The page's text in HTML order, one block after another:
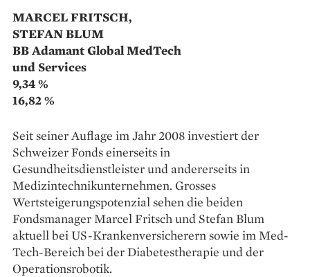
MARCEL FRITSCH,
STEFAN BLUM
BB Adamant Global MedTech
und Services
9,34 %
16,82 %
Seit seiner Auflage im Jahr 2008 investiert der
Schweizer Fonds einerseits in
Gesundheitsdienstleister und andererseits in
Medizintechnik­unternehmen. Grosses
Wertsteigerungspotenzial sehen die beiden
Fondsmanager Marcel Fritsch und Stefan Blum
aktuell bei US-Krankenversicherern sowie im Med-
Tech-Bereich bei der Diabetes­therapie und der
Operationsrobotik.